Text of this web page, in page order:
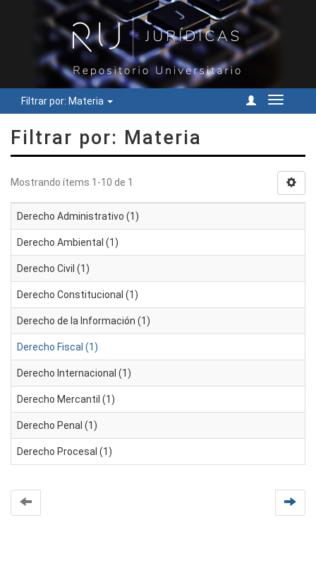
Filtrar por: Materia
Cambiar
Filtrar por: Materia
Mostrando ítems 1-10 de 1
Derecho Administrativo (1)
Derecho Ambiental (1)
Derecho Civil (1)
Derecho Constitucional (1)
Derecho de la Información (1)
Derecho Fiscal (1)
Derecho Internacional (1)
Derecho Mercantil (1)
Derecho Penal (1)
Derecho Procesal (1)